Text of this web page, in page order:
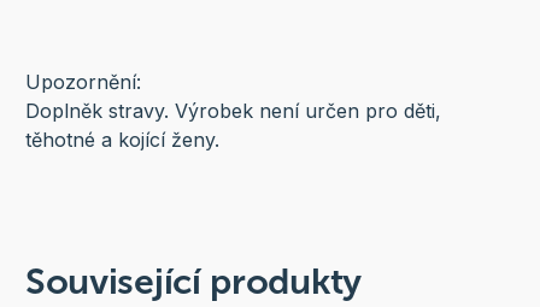
Upozornění:
Doplněk stravy. Výrobek není určen pro děti,
těhotné a kojící ženy.
Související produkty